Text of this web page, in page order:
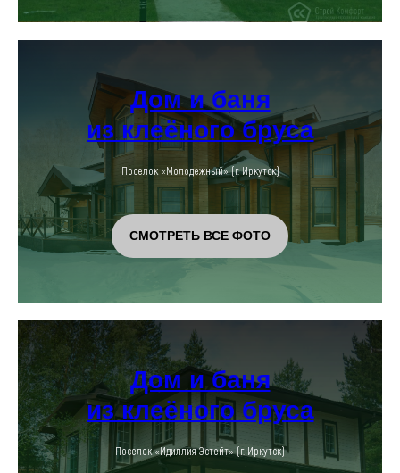
Дом и баня
из клеёного бруса
Поселок «Молодежный» (г. Иркутск)
СМОТРЕТЬ ВСЕ ФОТО
Дом и баня
из клеёного бруса
Поселок «Идиллия Эстейт» (г. Иркутск)